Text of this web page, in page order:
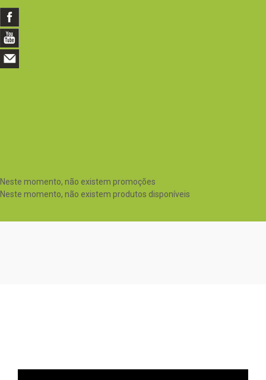
Neste momento, não existem promoções
Neste momento, não existem produtos disponíveis